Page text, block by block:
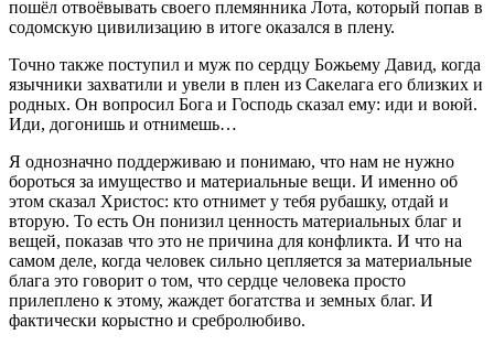
пошёл отвоёвывать своего племянника Лота, который попав в
содомскую цивилизацию в итоге оказался в плену.
Точно также поступил и муж по сердцу Божьему Давид, когда
язычники захватили и увели в плен из Сакелага его близких и
родных. Он вопросил Бога и Господь сказал ему: иди и воюй.
Иди, догонишь и отнимешь…
Я однозначно поддерживаю и понимаю, что нам не нужно
бороться за имущество и материальные вещи. И именно об
этом сказал Христос: кто отнимет у тебя рубашку, отдай и
вторую. То есть Он понизил ценность материальных благ и
вещей, показав что это не причина для конфликта. И что на
самом деле, когда человек сильно цепляется за материальные
блага это говорит о том, что сердце человека просто
прилеплено к этому, жаждет богатства и земных благ. И
фактически корыстно и сребролюбиво.